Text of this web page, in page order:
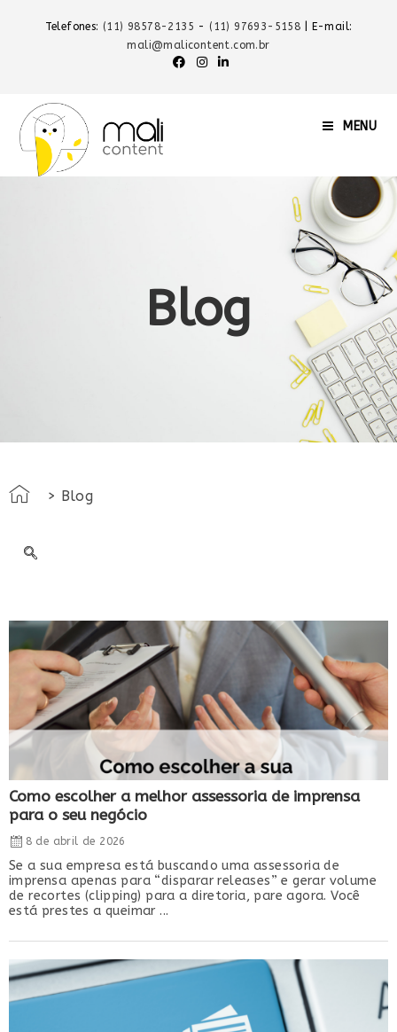
Telefones: (11) 98578-2135 - (11) 97693-5158
| E-mail:
mali@malicontent.com.br
MENU
Blog
> Blog
Como escolher a melhor assessoria de imprensa
para o seu negócio
8 de abril de 2026
Se a sua empresa está buscando uma assessoria de
imprensa apenas para “disparar releases” e gerar volume
de recortes (clipping) para a diretoria, pare agora. Você
está prestes a queimar ...